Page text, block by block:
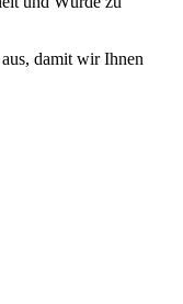
damit wir Ihnen